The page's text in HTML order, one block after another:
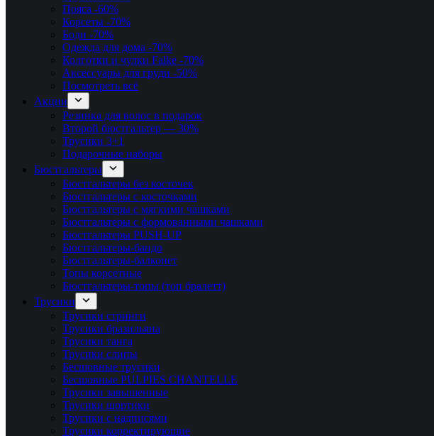
Пояса -60%
Корсеты -70%
Боди -70%
Одежда для дома -70%
Колготки и чулки Falke -70%
Аксессуары для груди -50%
Посмотреть всё
Акции
Резинка для волос в подарок
Второй бюстгальтер — 30%
Трусики 3+1
Подарочные наборы
Бюстгальтеры
Бюстгальтеры без косточек
Бюстгальтеры с косточками
Бюстгальтеры с мягкими чашками
Бюстгальтеры с формованными чашками
Бюстгальтеры PUSH-UP
Бюстгальтеры-бандо
Бюстгальтеры-балконет
Топы корсетные
Бюстгальтеры-топы (топ бралетт)
Трусики
Трусики стринги
Трусики бразильяна
Трусики танга
Трусики слипы
Бесшовные трусики
Бесшовные PULPIES CHANTELLE
Трусики завышенные
Трусики шортики
Трусики с надписями
Трусики корректирующие